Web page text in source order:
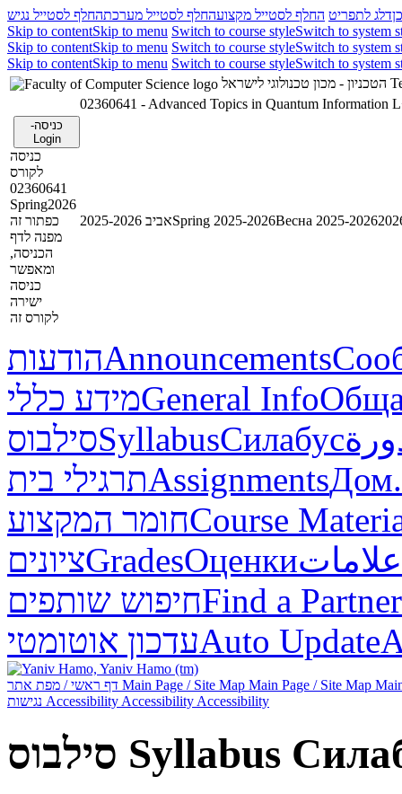
דלג לתפריט החלף לסטייל מקצועהחלף לסטייל מערכתהחלף לסטייל נגיש
Skip to contentSkip to menu Switch to course styleSwitch to system
Skip to contentSkip to menu Switch to course styleSwitch to system
Skip to contentSkip to menu Switch to course styleSwitch to system
02360641 - Advanced Topics in Quantum Information
כניסה-
Login
כניסה
לקורס
02360641
Spring2026
כפתור זה
מפנה לדף
הכניסה,
ומאפשר
כניסה
ישירה
לקורס זה
אביב 2025-2026Spring 2025-2026Весна 2025-2026
הודעותAnnouncements
מידע כלליGeneral Info
סילבוסSyllabusСилабус
תרגילי ביתAssignmentsДом.
חומר המקצועCourse
ציוניםGradesОценкиعلامات
חיפוש שותפיםFind a Partner
עדכון אוטומטיAuto Update
Main Page / Site Map Main Page / Site Map
Accessibility Accessibility Accessibility
סילבוס Syllabus